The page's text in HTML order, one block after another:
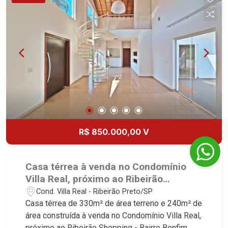
- Piscina - Vestiário - Quintal - Corredor lateral -
Jardim - Iluminação - 4 vagas Martinelli
Imobiliária, referência no mercado imobiliário
desde 2000. Especialistas em Venda, Locação e
Lançamentos! Avenida João Fiúsa, 1051 - Alto da
Boa Vista | Ribeirão Preto.
R$ 850.000,00 V
Casa térrea à venda no Condomínio
Villa Real, próximo ao Ribeirão
Shopping - Ribeirão Preto/SP.
Cond. Villa Real - Ribeirão Preto/SP
Casa térrea de 330m² de área terreno e 240m² de
área construída à venda no Condomínio Villa Real,